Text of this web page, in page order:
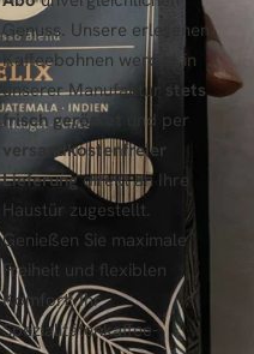
Genuss. Unsere erlesenen
Kaffeebohnen werden in
unserer Manufaktur
stets
frisch geröstet
und per
versandkostenfreier
Lieferungdirekt an Ihre
Haustür zugestellt.
Genießen Sie maximale
Freiheit und flexiblen
Komfort: Ihr
Spezialitätenkaffee-